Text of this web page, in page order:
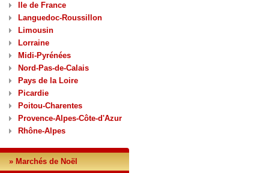
Ile de France
Languedoc-Roussillon
Limousin
Lorraine
Midi-Pyrénées
Nord-Pas-de-Calais
Pays de la Loire
Picardie
Poitou-Charentes
Provence-Alpes-Côte-d'Azur
Rhône-Alpes
» Marchés de Noël